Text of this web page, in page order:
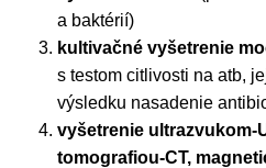
a baktérií)
kultivačné vyšetrenie
s testom citlivosti na atb,
výsledku nasadenie
vyšetrenie ultrazvukom-
tomografiou-CT,